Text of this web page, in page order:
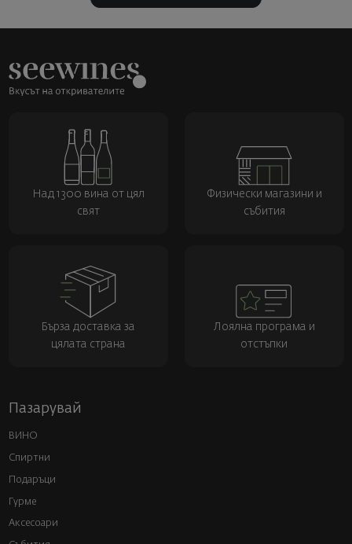
Над 1300 вина от цял
свят
Физически магазини и
събития
Бърза доставка за
цялата страна
Лоялна програма и
отстъпки
Пазарувай
ВИНО
Спиртни
Подаръци
Гурме
Аксесоари